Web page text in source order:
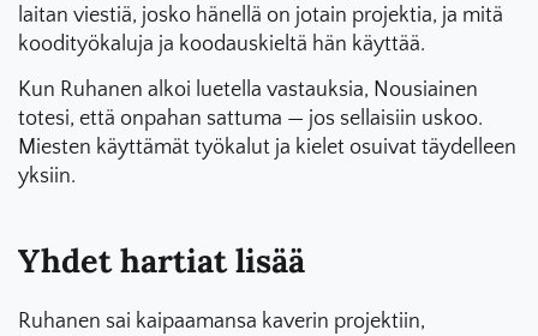
laitan viestiä, josko hänellä on jotain projektia, ja mitä
koodityökaluja ja koodauskieltä hän käyttää.
Kun Ruhanen alkoi luetella vastauksia, Nousiainen
totesi, että onpahan sattuma — jos sellaisiin uskoo.
Miesten käyttämät työkalut ja kielet osuivat täydelleen
yksiin.
Yhdet hartiat lisää
Ruhanen sai kaipaamansa kaverin projektiin,